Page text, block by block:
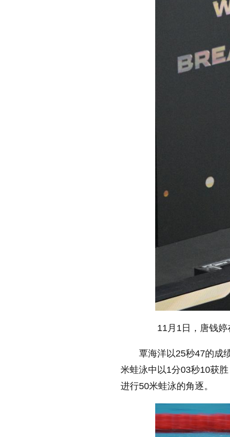
11月1日，唐钱婷在
覃海洋以25秒47的成
米蛙泳中以1分03秒10获
进行50米蛙泳的角逐。